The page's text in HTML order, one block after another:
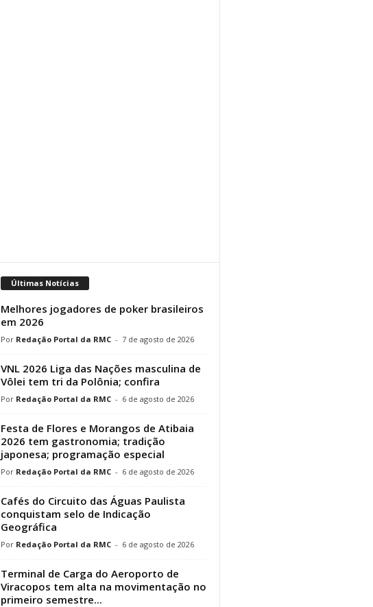
Últimas Notícias
Melhores jogadores de poker brasileiros
em 2026
Redação Portal da RMC - 7 de agosto de 2026
VNL 2026 Liga das Nações masculina de
Vôlei tem tri da Polônia; confira
Redação Portal da RMC - 6 de agosto de 2026
Festa de Flores e Morangos de Atibaia
2026 tem gastronomia; tradição
japonesa; programação especial
Redação Portal da RMC - 6 de agosto de 2026
Cafés do Circuito das Águas Paulista
conquistam selo de Indicação
Geográfica
Redação Portal da RMC - 6 de agosto de 2026
Terminal de Carga do Aeroporto de
Viracopos tem alta na movimentação no
primeiro semestre...